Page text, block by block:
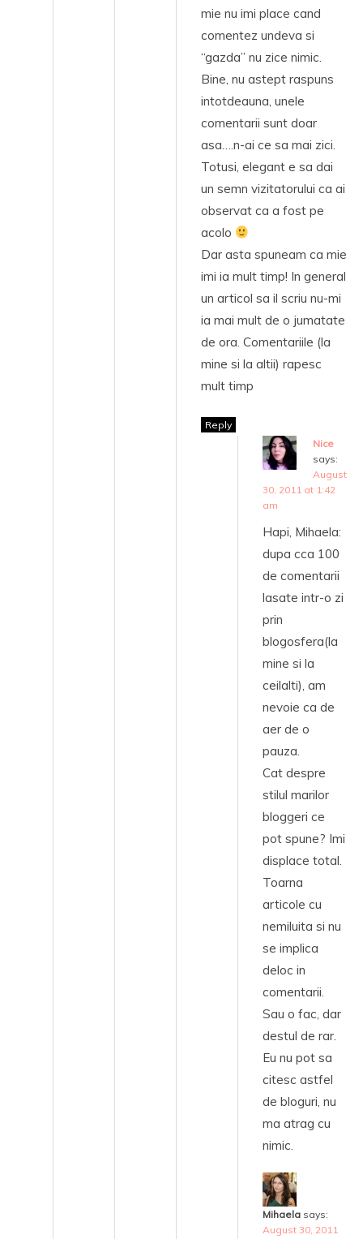
mie nu imi place cand
comentez undeva si
“gazda” nu zice nimic.
Bine, nu astept raspuns
intotdeauna, unele
comentarii sunt doar
asa….n-ai ce sa mai zici.
Totusi, elegant e sa dai
un semn vizitatorului ca ai
observat ca a fost pe
acolo
Dar asta spuneam ca mie
imi ia mult timp! In general
un articol sa il scriu nu-mi
ia mai mult de o jumatate
de ora. Comentariile (la
mine si la altii) rapesc
mult timp
Reply
Nice
says:
August
30, 2011 at 1:42
am
Hapi, Mihaela:
dupa cca 100
de comentarii
lasate intr-o zi
prin
blogosfera(la
mine si la
ceilalti), am
nevoie ca de
aer de o
pauza.
Cat despre
stilul marilor
bloggeri ce
pot spune? Imi
displace total.
Toarna
articole cu
nemiluita si nu
se implica
deloc in
comentarii.
Sau o fac, dar
destul de rar.
Eu nu pot sa
citesc astfel
de bloguri, nu
ma atrag cu
nimic.
Mihaela says:
August 30, 2011